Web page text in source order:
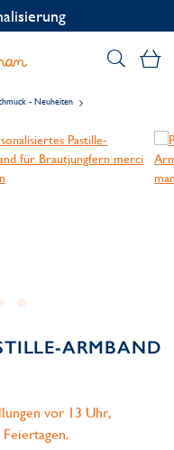
- Neuheiten
ARMBAND
vor 13 Uhr,